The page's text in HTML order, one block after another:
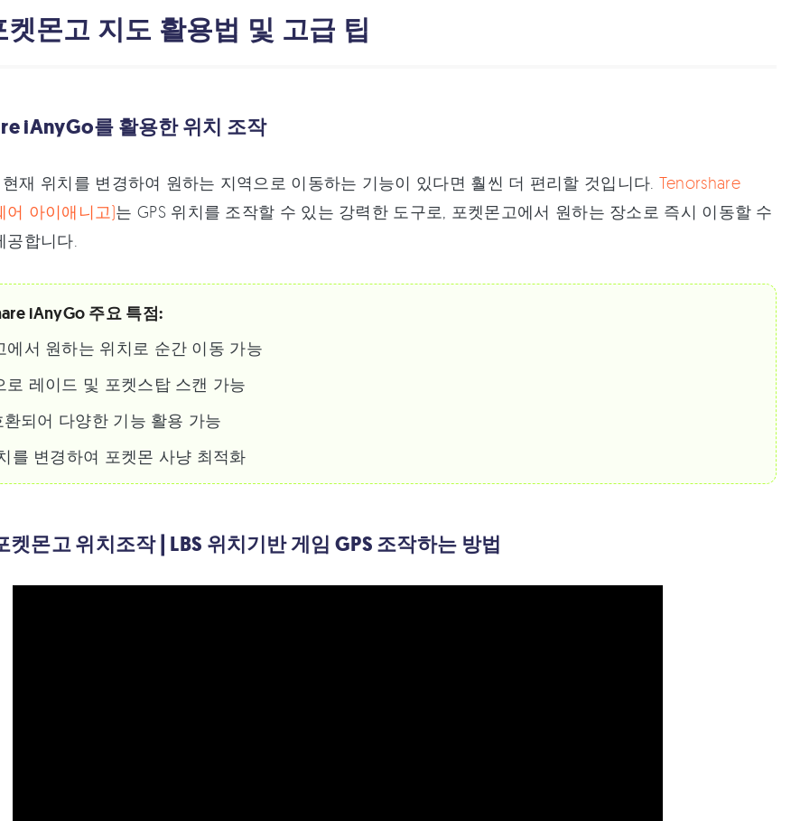
켓몬고 지도 활용법 및 고급 팁
iAnyGo를 활용한 위치 조작
재 위치를 변경하여 원하는 지역으로 이동하는 기능이 있다면 훨씬 더 편리할 것입니다. Tenorshare
어 아이애니고)는 GPS 위치를 조작할 수 있는 강력한 도구로, 포켓몬고에서 원하는 장소로 즉시 이동할 수
합니다.
iAnyGo 주요 특점:
에서 원하는 위치로 순간 이동 가능
로 레이드 및 포켓스탑 스캔 가능
환되어 다양한 기능 활용 가능
를 변경하여 포켓몬 사냥 최적화
켓몬고 위치조작 | LBS 위치기반 게임 GPS 조작하는 방법